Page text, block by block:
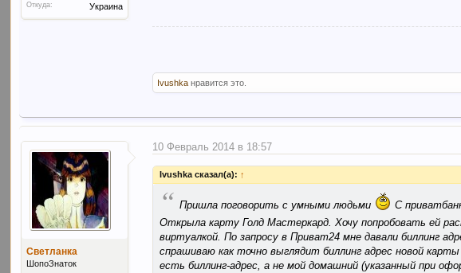
Откуда: Украина
Ivushka нравится это.
Светланка
ШопоЗнаток
10 Февраль 2014 в 18:57
Ivushka сказал(а): ↑
“ Пришла поговорить с умными людьми
С
Открыла карту Голд Мастеркард. Хочу попробовать ей
виртуалкой. По запросу в Приват24 мне давали биллинг
спрашиваю как точно выглядит биллинг адрес новой
есть биллинг-адрес, а не мой домашний (указанный при